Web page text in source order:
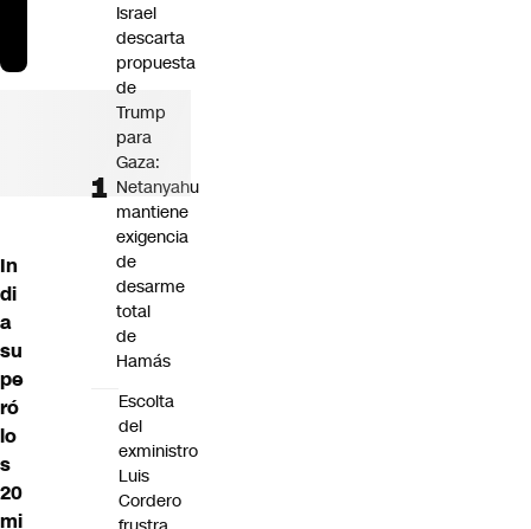
In
di
a
su
pe
ró
lo
s
20
mi
Israel
descarta
propuesta
de
Trump
para
Gaza:
Netanyahu
mantiene
exigencia
de
desarme
total
de
Hamás
Escolta
del
exministro
Luis
Cordero